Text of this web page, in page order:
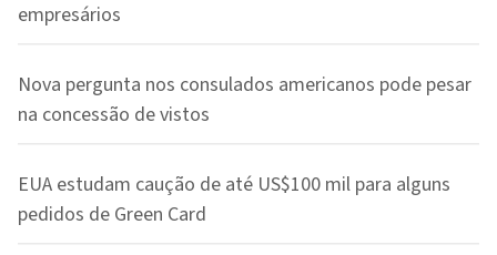
empresários
Nova pergunta nos consulados americanos pode pesar
na concessão de vistos
EUA estudam caução de até US$100 mil para alguns
pedidos de Green Card